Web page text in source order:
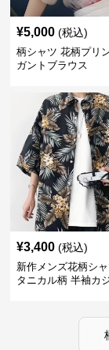
¥5,000 (税込)
柄シャツ 花柄プリ
ガントブラウス
¥3,400 (税込)
新作メンズ花柄シ
タニカル柄 半袖カ